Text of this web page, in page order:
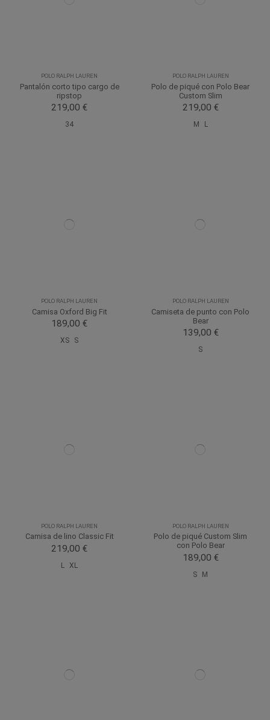
POLO RALPH LAUREN
Pantalón corto tipo cargo de
ripstop
219,00 €
34
POLO RALPH LAUREN
Polo de piqué con Polo Bear
Custom Slim
219,00 €
M L
POLO RALPH LAUREN
Camisa Oxford Big Fit
189,00 €
XS S
POLO RALPH LAUREN
Camiseta de punto con Polo
Bear
139,00 €
S
POLO RALPH LAUREN
Camisa de lino Classic Fit
219,00 €
L XL
POLO RALPH LAUREN
Polo de piqué Custom Slim
con Polo Bear
189,00 €
S M